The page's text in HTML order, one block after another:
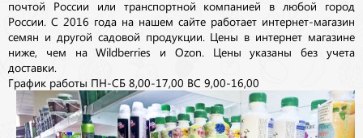
почтой России или транспортной компанией в любой город
России. С 2016 года на нашем сайте работает интернет-магазин
семян и другой садовой продукции. Цены в интернет магазине
ниже, чем на Wildberries и Ozon. Цены указаны без учета
доставки.
График работы ПН-СБ 8,00-17,00 ВС 9,00-16,00